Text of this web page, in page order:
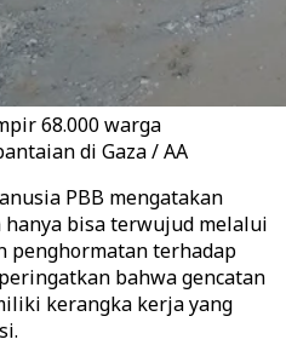
68.000 warga
di Gaza / AA
PBB mengatakan
hanya bisa terwujud melalui
penghormatan terhadap
bahwa gencatan
kerangka kerja yang